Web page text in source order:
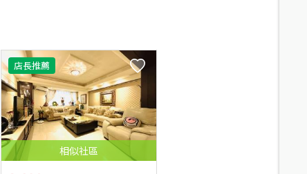
店長推薦
相似社區